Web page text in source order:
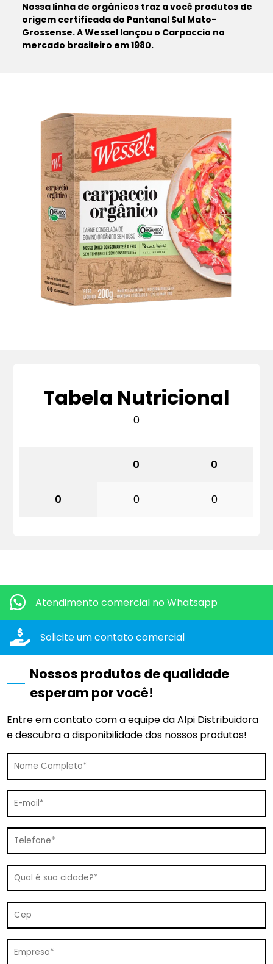
Nossa linha de orgânicos traz a você produtos de
origem certificada do Pantanal Sul Mato-
Grossense. A Wessel lançou o Carpaccio no
mercado brasileiro em 1980.
Tabela Nutricional
0
0 0
0 0 0
Atendimento comercial no Whatsapp
Solicite um contatocomercial
Nossos produtos de qualidade
esperam por você!
Entre em contato com a equipe da Alpi Distribuidora
e descubra a disponibilidade dos nossos produtos!